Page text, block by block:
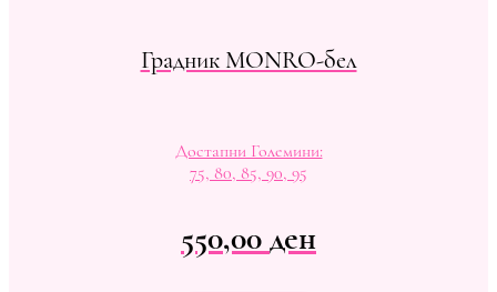
Градник MONRO-бел
Достапни Големини:
75, 80, 85, 90, 95
550,00ден